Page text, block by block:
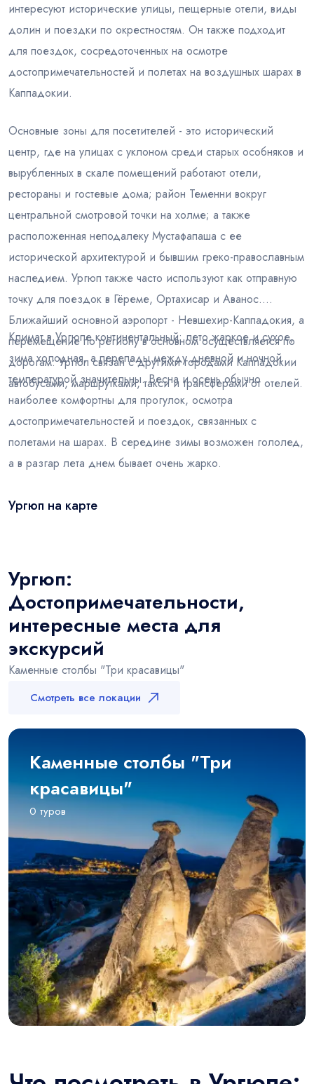
интересуют исторические улицы, пещерные отели, виды
долин и поездки по окрестностям. Он также подходит
для поездок, сосредоточенных на осмотре
достопримечательностей и полетах на воздушных шарах в
Каппадокии.
Основные зоны для посетителей - это исторический
центр, где на улицах с уклоном среди старых особняков и
вырубленных в скале помещений работают отели,
рестораны и гостевые дома; район Теменни вокруг
центральной смотровой точки на холме; а также
расположенная неподалеку Мустафапаша с ее
исторической архитектурой и бывшим греко-православным
наследием. Ургюп также часто используют как отправную
точку для поездок в Гёреме, Ортахисар и Аванос.
Ближайший основной аэропорт - Невшехир-Каппадокия, а
перемещение по региону в основном осуществляется по
дорогам: Ургюп связан с другими городами Каппадокии
автобусами, маршрутками, такси и трансферами от отелей.
Климат в Ургюпе континентальный: лето жаркое и сухое,
зима холодная, а перепады между дневной и ночной
температурой значительны. Весна и осень обычно
наиболее комфортны для прогулок, осмотра
достопримечательностей и поездок, связанных с
полетами на шарах. В середине зимы возможен гололед,
а в разгар лета днем бывает очень жарко.
Ургюп на карте
Ургюп:
Достопримечательности,
интересные места для
экскурсий
Каменные столбы "Три красавицы"
Смотреть все локации
Каменные столбы "Три
красавицы"
0 туров